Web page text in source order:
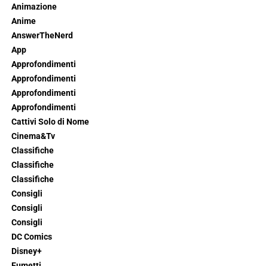
Animazione
Anime
AnswerTheNerd
App
Approfondimenti
Approfondimenti
Approfondimenti
Approfondimenti
Cattivi Solo di Nome
Cinema&Tv
Classifiche
Classifiche
Classifiche
Consigli
Consigli
Consigli
DC Comics
Disney+